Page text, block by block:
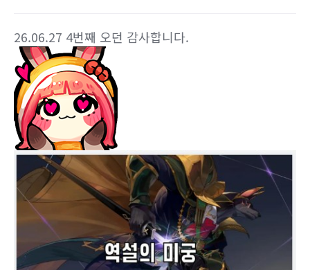
26.06.27 4번째 오던 감사합니다.